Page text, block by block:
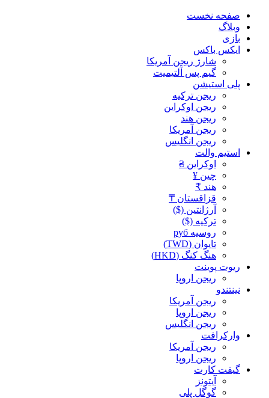
صفحه نخست
وبلاگ
بازی
ایکس باکس
شارژ ریجن آمریکا
گیم پس آلتیمیت
پلی استیشن
ریجن ترکیه
ریجن اوکراین
ریجن هند
ریجن آمریکا
ریجن انگلیس
استیم والت
اوکراین ₴
چین ¥
هند ₹
قزاقستان ₸
آرژانتین ($)
ترکیه ($)
روسیه руб
تایوان (TWD)
هنگ کنگ (HKD)
ریوت پوینت
ریجن اروپا
نینتندو
ریجن آمریکا
ریجن اروپا
ریجن انگلیس
وارکرافت
ریجن آمریکا
ریجن اروپا
گیفت کارت
آیتونز
گوگل پلی